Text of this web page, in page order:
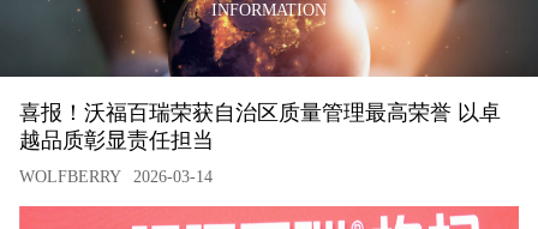
INFORMATION
喜报！沃福百瑞荣获自治区质量管理最高荣誉 以卓
越品质彰显责任担当
WOLFBERRY 2026-03-14